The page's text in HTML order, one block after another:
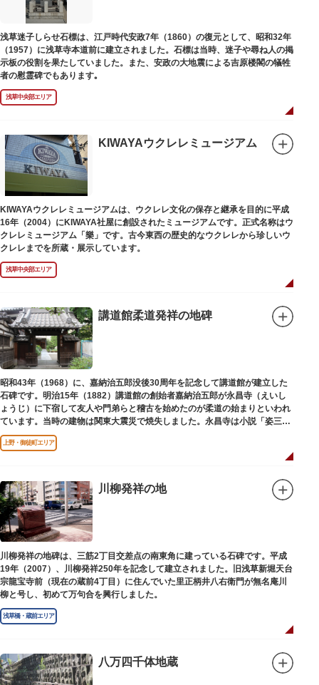
浅草迷子しらせ石標は、江戸時代安政7年（1860）の復元として、昭和32年
（1957）に浅草寺本道前に建立されました。石標は当時、迷子や尋ね人の掲
示板の役割を果たしていました。また、安政の大地震による吉原楼閣の犠牲
者の慰霊碑でもあります｡
浅草中央部エリア
KIWAYAウクレレミュージアム
KIWAYAウクレレミュージアムは、ウクレレ文化の保存と継承を目的に平成
16年（2004）にKIWAYA社屋に創設されたミュージアムです。正式名称はウ
クレレミュージアム「樂」です。古今東西の歴史的なウクレレから珍しいウ
クレレまでを所蔵・展示しています。
浅草中央部エリア
講道館柔道発祥の地碑
昭和43年（1968）に、嘉納治五郎没後30周年を記念して講道館が建立した
石碑です。明治15年（1882）講道館の創始者嘉納治五郎が永昌寺（えいし
ょうじ）に下宿して友人や門弟らと稽古を始めたのが柔道の始まりといわれ
ています。当時の建物は関東大震災で焼失しました。永昌寺は小説「姿三四
郎」に登場する隆昌寺のモデルでもあります。
上野・御徒町エリア
川柳発祥の地
川柳発祥の地碑は、三筋2丁目交差点の南東角に建っている石碑です。平成
19年（2007）、川柳発祥250年を記念して建立されました。旧浅草新堀天台
宗龍宝寺前（現在の蔵前4丁目）に住んでいた里正柄井八右衛門が無名庵川
柳と号し、初めて万句合を興行しました。
浅草橋・蔵前エリア
八万四千体地蔵